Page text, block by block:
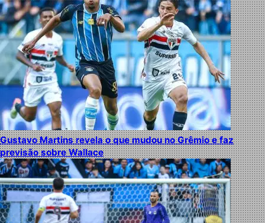
Gustavo Martins revela o que mudou no Grêmio e faz
previsão sobre Wallace